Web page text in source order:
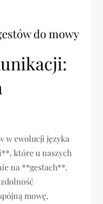
do mowy
w ewolucji języka
które u naszych
na **gestach**.
mowę,